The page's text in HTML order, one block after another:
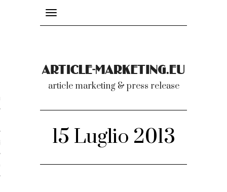
Toggle
navigation
article marketing & press release
15 Luglio 2013